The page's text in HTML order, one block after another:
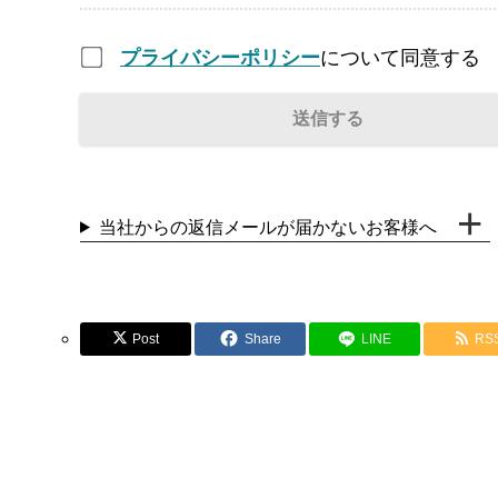
プライバシーポリシーについて同意する
当社からの返信メールが届かないお客様へ
Post Share LINE